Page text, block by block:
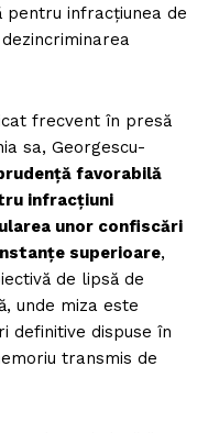
pentru infracțiunea de
frecvent în presă
sa, Georgescu-
favorabilă
infracțiuni
unor confiscări
superioare,
de lipsă de
unde miza este
definitive dispuse în
transmis de